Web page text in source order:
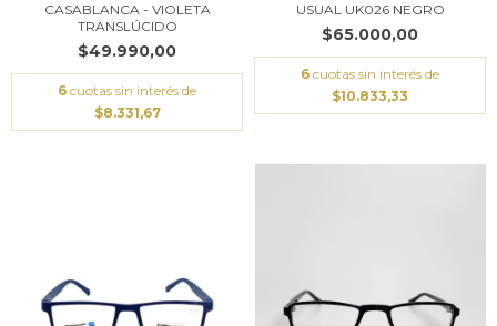
CASABLANCA - VIOLETA
TRANSLÚCIDO
$49.990,00
6 cuotas sin interés de
$8.331,67
USUAL UK026 NEGRO
$65.000,00
6 cuotas sin interés de
$10.833,33